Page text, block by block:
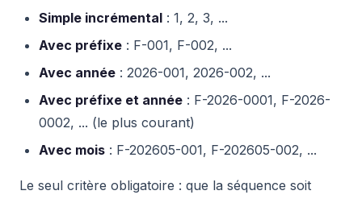
Simple incrémental : 1, 2, 3, ...
Avec préfixe : F-001, F-002, ...
Avec année : 2026-001, 2026-002, ...
Avec préfixe et année : F-2026-0001, F-2026-
0002, ... (le plus courant)
Avec mois : F-202605-001, F-202605-002, ...
Le seul critère obligatoire : que la séquence soit